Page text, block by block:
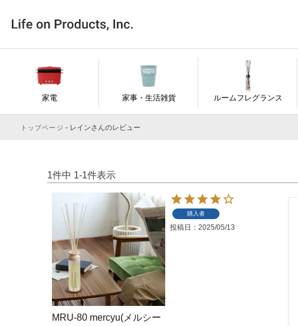
家電 家事・生活雑貨 ルームフレグランス
トップページ レインさんのレビュー
1件中 1-1件表示
MRU-80 mercyu(メルシー
購入者
投稿日 2025/05/13